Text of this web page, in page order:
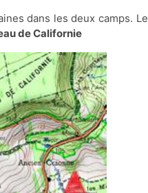
dans les deux camps. Le
de Californie